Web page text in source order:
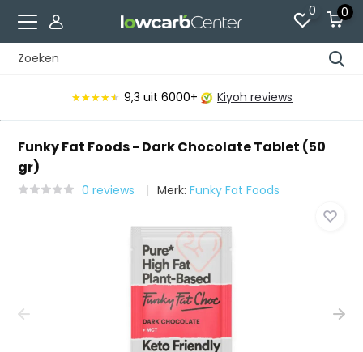
0 0
★★★★★
★★★★★ 9,3 uit 6000+ Kiyoh reviews
Funky Fat Foods - Dark Chocolate Tablet (50
gr)
0 reviews Merk:Funky Fat Foods